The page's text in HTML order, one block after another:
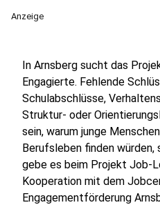
Anzeige
In Arnsberg sucht das
Engagierte. Fehlende
Schulabschlüsse,
Struktur- oder
sein, warum junge
Berufsleben finden
gebe es beim Projekt Job-
Kooperation mit dem
Engagementförderung